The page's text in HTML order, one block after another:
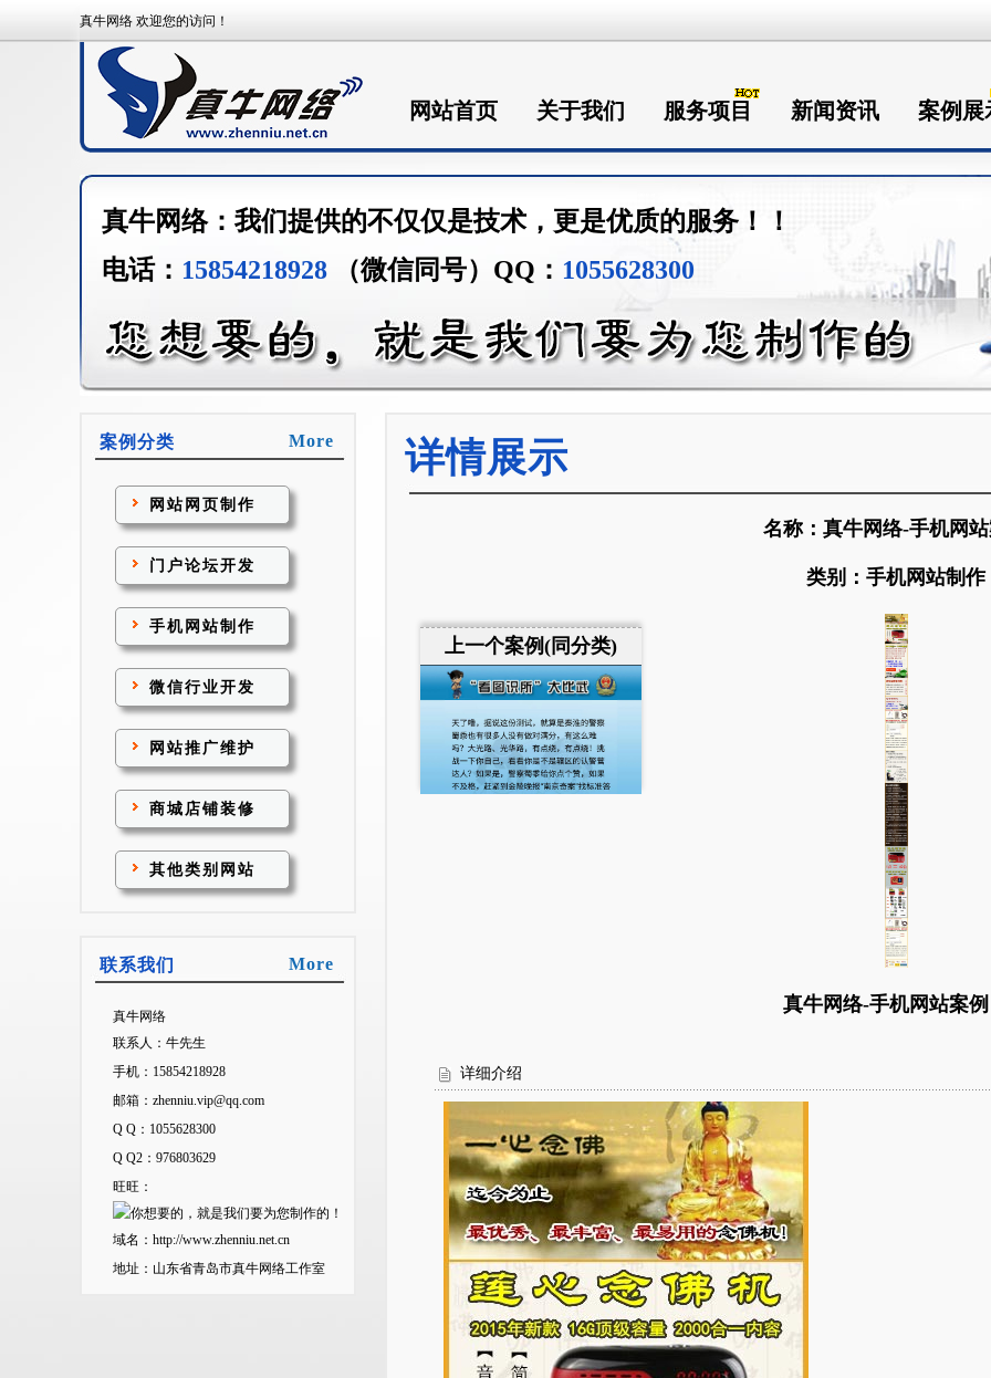
真牛网络 欢迎您的访问！
网站首页 关于我们 服务项目 新闻资讯 案例展
真牛网络：我们提供的不仅仅是技术，更是优质的服务！！
电话： 15854218928 （微信同号）QQ： 1055628300
案例分类 More
网站网页制作
门户论坛开发
手机网站制作
微信行业开发
网站推广维护
商城店铺装修
其他类别网站
联系我们 More
真牛网络
联系人：牛先生
手机：15854218928
邮箱： zhenniu.vip@qq.com
Q Q： 1055628300
Q Q2： 976803629
旺旺：
域名： http://www.zhenniu.net.cn
地址：山东省青岛市真牛网络工作室
详情展示
上一个案例(同分类)
名称：真牛网络-手机网
类别：手机网站制作
真牛网络-手机网站案
详细介绍